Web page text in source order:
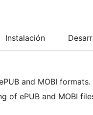
Instalación
and MOBI formats.
of ePUB and MOBI